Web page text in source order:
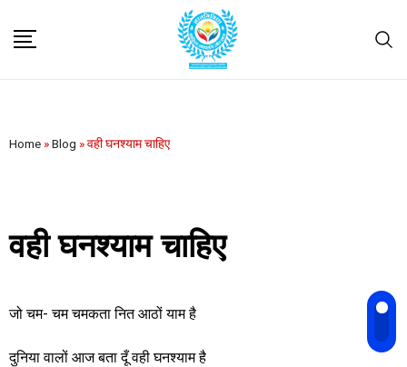
Home »Blog »वही घनश्याम चाहिए
वही घनश्याम चाहिए
जो चम- चम चमकता नित आठों याम है
दुनिया वालों आज बता दूँ वही घनश्याम है